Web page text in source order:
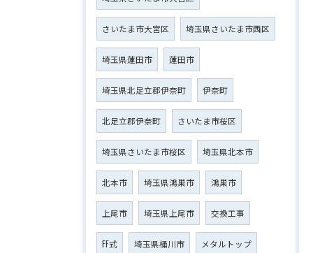
さいたま市大宮区 埼玉県さいたま市西区
埼玉県蓮田市 蓮田市
埼玉県北足立郡伊奈町 伊奈町
北足立郡伊奈町 さいたま市桜区
埼玉県さいたま市桜区 埼玉県北本市
北本市 埼玉県鴻巣市 鴻巣市
上尾市 埼玉県上尾市 交換工事
FF式 埼玉県桶川市 メタルトップ